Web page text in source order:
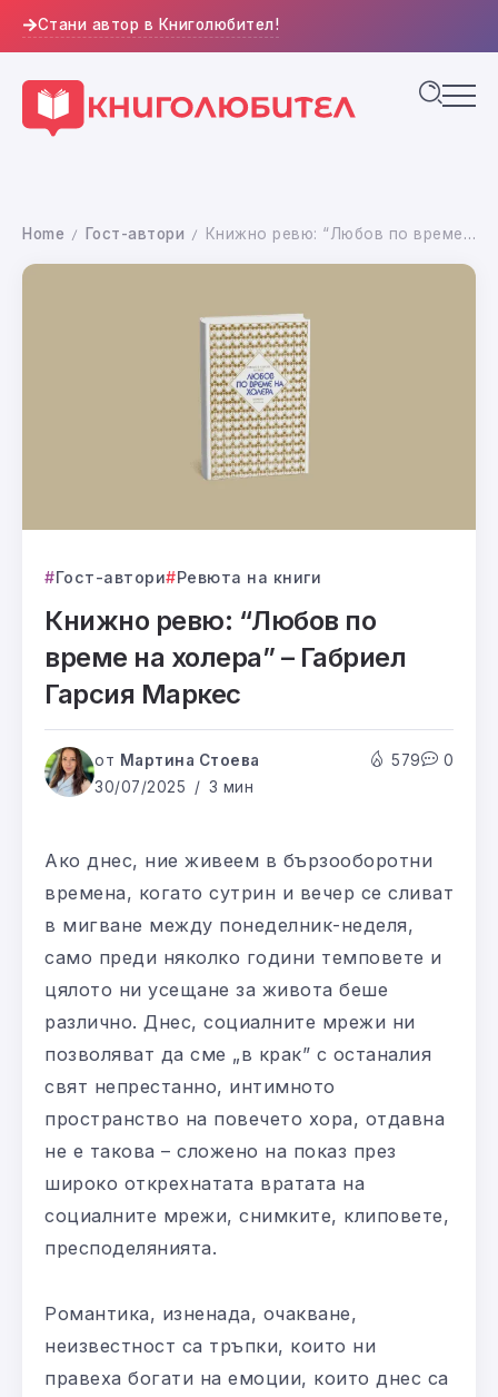
Стани автор в Книголюбител!
Home / Гост-автори / Книжно ревю: “Любов по време на холера” – Габриел Гарсия Маркес
Гост-автори Ревюта на книги
Книжно ревю: “Любов по
време на холера” – Габриел
Гарсия Маркес
от Мартина Стоева
30/07/2025
3 мин
579 0
Ако днес, ние живеем в бързооборотни
времена, когато сутрин и вечер се сливат
в мигване между понеделник-неделя,
само преди няколко години темповете и
цялото ни усещане за живота беше
различно. Днес, социалните мрежи ни
позволяват да сме „в крак” с останалия
свят непрестанно, интимното
пространство на повечето хора, отдавна
не е такова – сложено на показ през
широко открехнатата вратата на
социалните мрежи, снимките, клиповете,
пресподелянията.
Романтика, изненада, очакване,
неизвестност са тръпки, които ни
правеха богати на емоции, които днес са